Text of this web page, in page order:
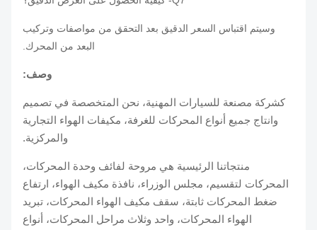
وسيتم اقتباس السعر الدقيق بعد التحقق من مواصفات وتركيب
البعد من المحرك.
وصف:
كشركة مصنعة للسيارات المهنية، نحن المتخصصة في تصميم
وانتاج جميع أنواع المحركات للغرفة، مكيفات الهواء التجارية
والمركزية.
منتجاتنا الرئيسية هي مروحة لفائف وحدة المحركات،
المحركات لتقسيم، مجلس الوزراء، نافذة مكيف الهواء، ارتفاع
ضغط المحركات ثابتة، سقف مكيف الهواء المحركات، تبريد
الهواء المحركات، واحد وثلاث مراحل المحركات، أنواع